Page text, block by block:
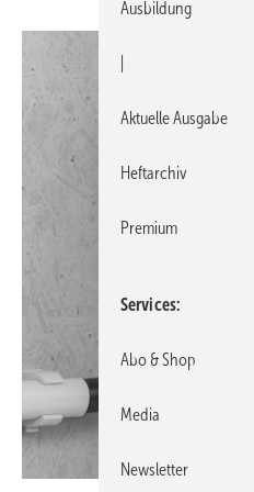
Ausbildung
Aktuelle Ausgabe
Heftarchiv
Premium
Services
Abo & Shop
Media
Newsletter